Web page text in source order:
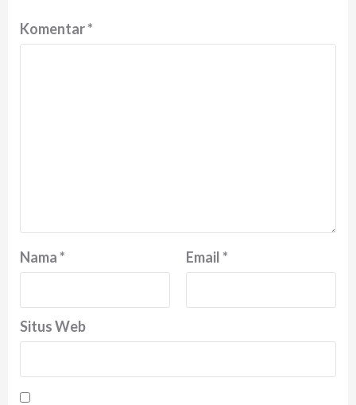
Komentar*
Nama* Email*
Situs Web